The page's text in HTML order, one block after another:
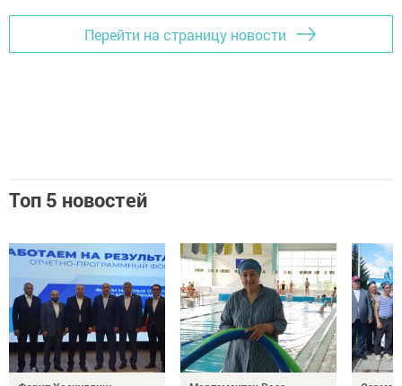
Перейти на страницу новости
Топ 5 новостей